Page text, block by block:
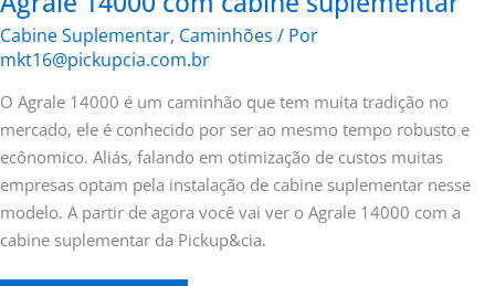
Cabine Suplementar, Caminhões / Por
mkt16@pickupcia.com.br
O Agrale 14000 é um caminhão que tem muita tradição no
mercado, ele é conhecido por ser ao mesmo tempo robusto e
ecônomico. Aliás, falando em otimização de custos muitas
empresas optam pela instalação de cabine suplementar nesse
modelo. A partir de agora você vai ver o Agrale 14000 com a
cabine suplementar da Pickup&cia.